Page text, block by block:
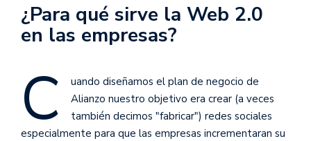
¿Para qué sirve la Web 2.0
en las empresas?
C
uando diseñamos el plan de negocio de
Alianzo nuestro objetivo era crear (a veces
también decimos "fabricar") redes sociales
especialmente para que las empresas incrementaran su